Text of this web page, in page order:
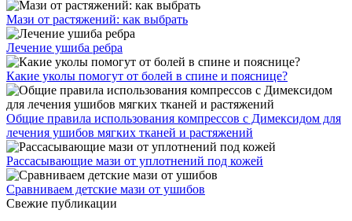
Мази от растяжений: как выбрать
Лечение ушиба ребра
Какие уколы помогут от болей в спине и пояснице?
Общие правила использования компрессов с Димексидом для
лечения ушибов мягких тканей и растяжений
Рассасывающие мази от уплотнений под кожей
Сравниваем детские мази от ушибов
Свежие публикации